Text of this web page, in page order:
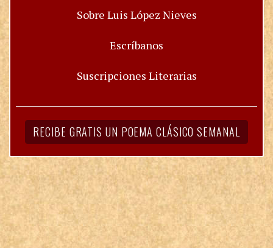
Sobre Luis López Nieves
Escríbanos
Suscripciones Literarias
RECIBE GRATIS UN POEMA CLÁSICO SEMANAL